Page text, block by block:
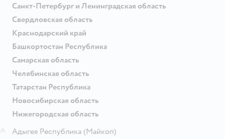
Санкт-Петербург и Ленинградская область
Свердловская область
Краснодарский край
Башкортостан Республика
Самарская область
Челябинская область
Татарстан Республика
Новосибирская область
Нижегородская область
Адыгея Республика (Майкоп)